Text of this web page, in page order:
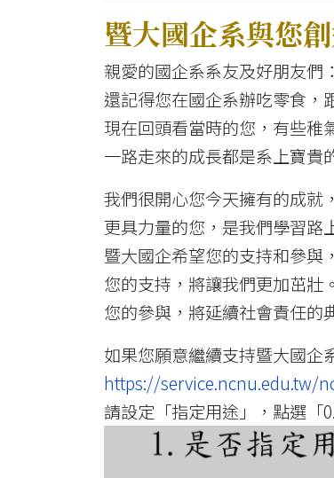
暨大國企系與您
親愛的國企系系友及好朋友們：
還記得您在國企系辦吃零食，
現在回頭看當時的您，有些稚
一路走來的成長都是系上寶貴
我們很開心您今天擁有的成就
更具力量的您，是我們學習路
暨大國企希望您的支持和參與
您的支持，將讓我們更加茁壯。
您的參與，將延續社會責任的
如果您願意繼續支持暨大國企
https://service.ncnu.edu.tw/
請設定「指定用途」，點選「